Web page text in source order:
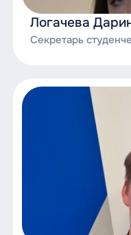
Логачева
Секретарь